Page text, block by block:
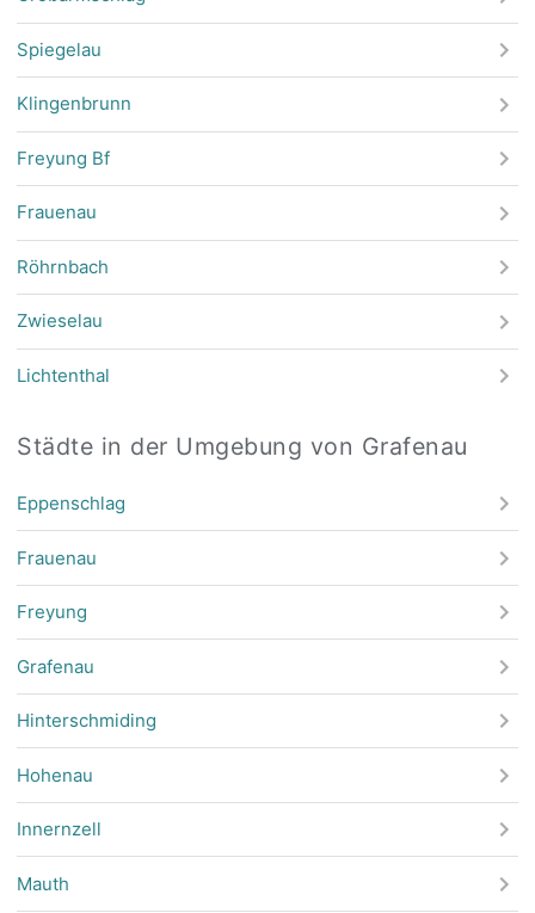
Spiegelau
Klingenbrunn
Freyung Bf
Frauenau
Röhrnbach
Zwieselau
Lichtenthal
Städte in der Umgebung von Grafenau
Eppenschlag
Frauenau
Freyung
Grafenau
Hinterschmiding
Hohenau
Innernzell
Mauth